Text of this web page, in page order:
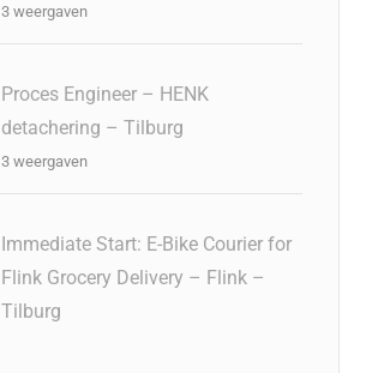
3 weergaven
Proces Engineer – HENK
detachering – Tilburg
3 weergaven
Immediate Start: E-Bike Courier for
Flink Grocery Delivery – Flink –
Tilburg